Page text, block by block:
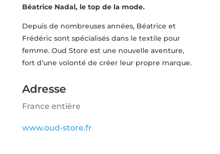
Béatrice Nadal, le top de la mode.
Depuis de nombreuses années, Béatrice et
Frédéric sont spécialisés dans le textile pour
femme. Oud Store est une nouvelle aventure,
fort d’une volonté de créer leur propre marque.
Adresse
France entière
www.oud-store.fr